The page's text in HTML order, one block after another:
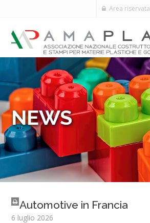
Area riservata
NEWS
Automotive in Francia
6 luglio 2026